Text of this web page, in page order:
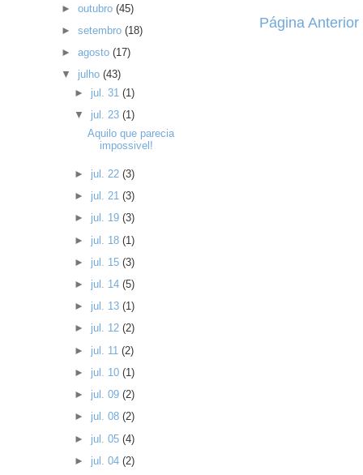
Página Anterior
►outubro(45)
►setembro(18)
►agosto(17)
▼ julho(43)
► jul. 31 (1)
▼ jul. 23 (1)
Aquilo que parecia
impossivel!
► jul. 22 (3)
► jul. 21 (3)
► jul. 19 (3)
► jul. 18 (1)
► jul. 15 (3)
► jul. 14 (5)
► jul. 13 (1)
► jul. 12 (2)
► jul. 11 (2)
► jul. 10 (1)
► jul. 09 (2)
► jul. 08 (2)
► jul. 05 (4)
► jul. 04 (2)